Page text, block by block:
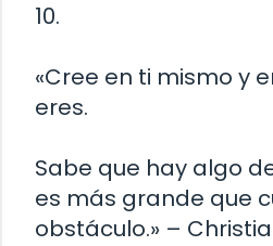
10.
«Cree en ti mismo y
eres.
Sabe que hay algo
es más grande que
obstáculo.» –